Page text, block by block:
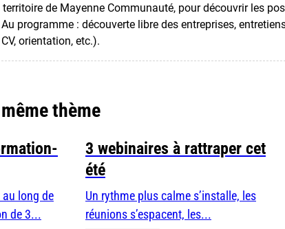
territoire de Mayenne Communauté, pour découvrir les
programme : découverte libre des entreprises,
orientation, etc.).
thème
long de
de 3...
3 webinaires à rattraper cet
été
Un rythme plus calme s’installe, les
réunions s’espacent, les...